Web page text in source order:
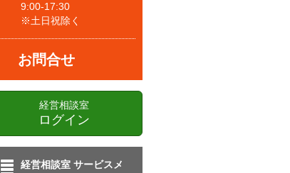
9:00-17:30
※土日祝除く
お問合せ
経営相談室
ログイン
経営相談室 サービスメ